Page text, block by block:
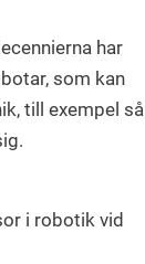
har
som kan
till exempel så
i robotik vid